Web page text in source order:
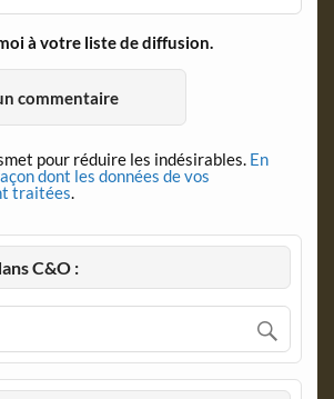
à votre liste de diffusion.
pour réduire les indésirables. En
dont les données de vos
traitées.
C&O :